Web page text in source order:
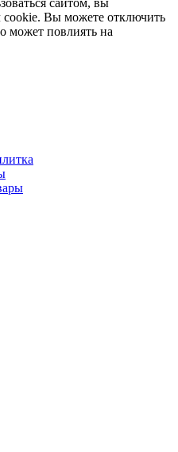
сайтом, вы
cookie. Вы можете отключить
может повлиять на